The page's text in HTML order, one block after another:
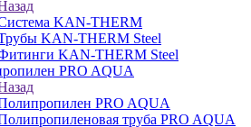
KAN-THERM
KAN-THERM Steel
KAN-THERM Steel
PRO AQUA
PRO AQUA
труба PRO AQUA